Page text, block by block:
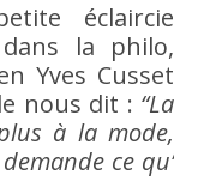
éclaircie
la philo,
Yves Cusset
nous dit : “La
à la mode,
ce qu’